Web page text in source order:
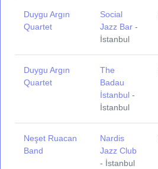
Duygu Argın
Quartet
Social
Jazz Bar -
İstanbul
Duygu Argın
Quartet
The
Badau
İstanbul -
İstanbul
Neşet Ruacan
Band
Nardis
Jazz Club
- İstanbul